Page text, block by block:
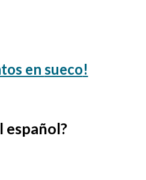
en sueco!
español?